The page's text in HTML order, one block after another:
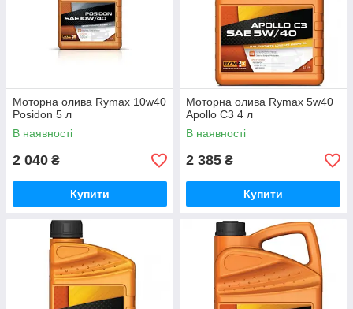
Моторна олива Rymax 10w40
Posidon 5 л
В наявності
2 040 ₴
Купити
Моторна олива Rymax 5w40
Apollo C3 4 л
В наявності
2 385 ₴
Купити